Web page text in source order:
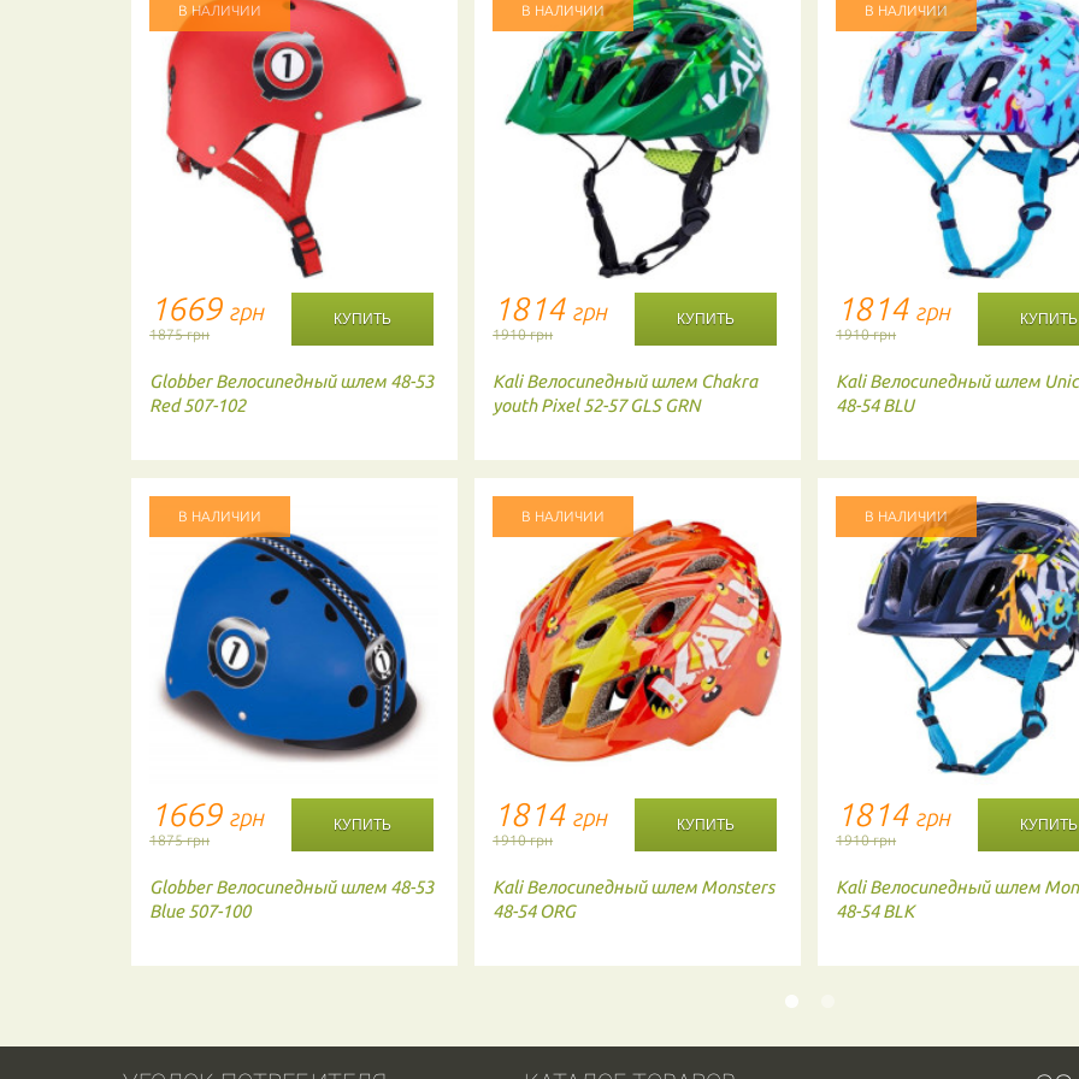
В НАЛИЧИИ
1669 грн
1875 грн
Globber Велосипедный шлем 48-53
Red 507-102
В НАЛИЧИИ
1669 грн
1875 грн
Globber Велосипедный шлем 48-53
Blue 507-100
В НАЛИЧИИ
1814 грн
1910 грн
Kali Велосипедный шлем Chakra
youth Pixel 52-57 GLS GRN
В НАЛИЧИИ
1814 грн
1910 грн
Kali Велосипедный шлем Monsters
48-54 ORG
В НАЛИЧИИ
1814 грн
1910 грн
Kali Велосипедный шлем
48-54 BLU
В НАЛИЧИИ
1814 грн
1910 грн
Kali Велосипедный шлем
48-54 BLK